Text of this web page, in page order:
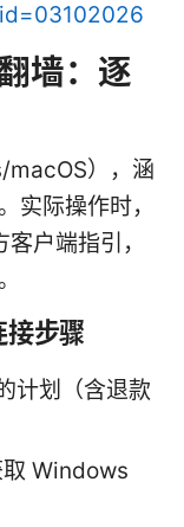
墙：逐
macOS），涵
实际操作时，
户端指引，
步骤
计划（含退款
Windows